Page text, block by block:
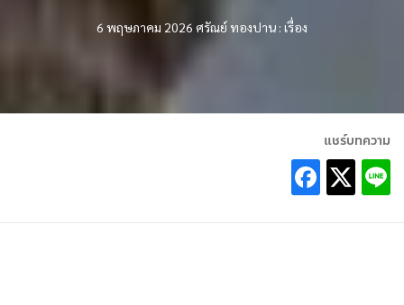
6 พฤษภาคม 2026 ศรัณย์ ทองปาน : เรื่อง
แชร์บทความ